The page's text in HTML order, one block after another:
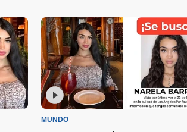
MUNDO